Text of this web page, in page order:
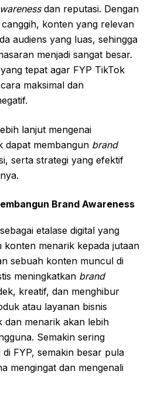
dan reputasi. Dengan
konten yang relevan
audiens yang luas, sehingga
menjadi sangat besar.
tepat agar FYP TikTok
maksimal dan
lanjut mengenai
dapat membangun brand
serta strategi yang efektif
Brand Awareness
etalase digital yang
konten menarik kepada jutaan
sebuah konten muncul di
meningkatkan brand
kreatif, dan menghibur
atau layanan bisnis
dan menarik akan lebih
Semakin sering
FYP, semakin besar pula
mengingat dan mengenali